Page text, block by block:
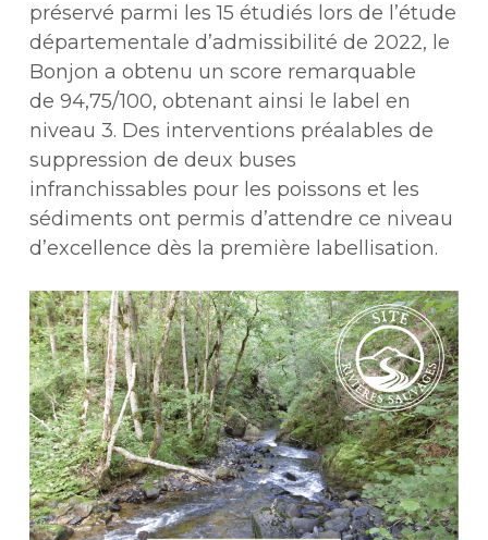
préservé parmi les 15 étudiés lors de l’étude
départementale d’admissibilité de 2022, le
Bonjon a obtenu un score remarquable
de 94,75/100, obtenant ainsi le label en
niveau 3. Des interventions préalables de
suppression de deux buses
infranchissables pour les poissons et les
sédiments ont permis d’attendre ce niveau
d’excellence dès la première labellisation.